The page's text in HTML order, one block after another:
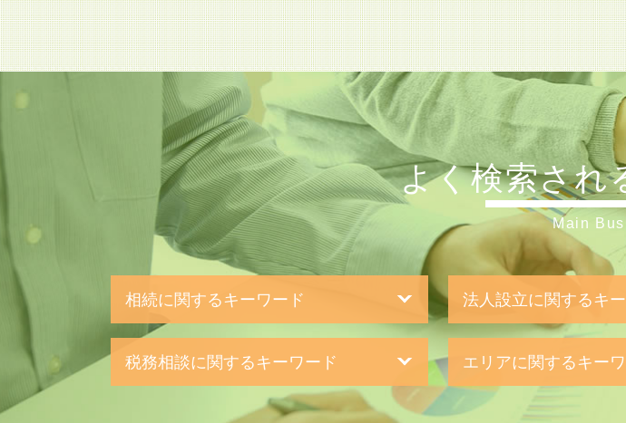
よく検索され
Main
相続に関するキーワード
遺言書 種類
法人設立に関するキ
事業計画書 書き方
個人事業主 法人化
日本政策金融公庫 金利
税務相談に関するキーワード
決算処理 依頼 税理士
エリアに関するキー
節税対策 横浜市 税理士